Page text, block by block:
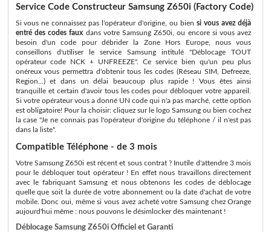
Service Code Constructeur Samsung Z650i (Factory Code)
Si vous ne connaissez pas l'opérateur d'origine, ou bien si vous avez déjà
entré des codes faux dans votre Samsung Z650i, ou encore si vous avez
besoin d'un code pour débrider la Zone Hors Europe, nous vous
conseillons d'utiliser le service Samsung intitulé "Déblocage TOUT
opérateur code NCK + UNFREEZE". Ce service bien qu'un peu plus
onéreux vous permettra d'obtenir tous les codes (Réseau SIM, Defreeze,
Region...) et dans un délai beaucoup plus rapide ! Vous êtes ainsi
tranquille et certain d'avoir tous les codes pour débloquer votre appareil.
Si votre opérateur vous a donné UN code qui n'a pas marché, cette option
est obligatoire! Pour la choisir: cliquez sur le logo Samsung ou bien cochez
la case "Je ne connais pas l'opérateur d'origine du téléphone / il n'est pas
dans la liste".
Compatible Téléphone - de 3 mois
Votre Samsung Z650i est récent et sous contrat ? Inutile d'attendre 3 mois
pour le débloquer tout opérateur ! En effet nous travaillons directement
avec le fabriquant Samsung et nous obtenons les codes de déblocage
quelle que soit la durée de votre abonnement ou la date d'achat de votre
mobile. Donc oui, même si vous avez acheté votre Samsung chez Orange
aujourd'hui même : nous pouvons le désimlocker dès maintenant !
Déblocage Samsung Z650i Officiel et Garanti